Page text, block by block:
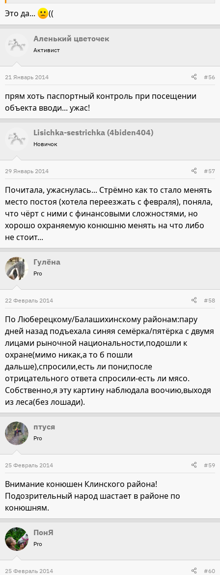
Это да... ((
Аленький цветочек
Активист
21 Январь 2014 #56
прям хоть паспортный контроль при посещении
объекта вводи... ужас!
Lisichka-sestrichka (4biden404)
Новичок
29 Январь 2014 #57
Почитала, ужаснулась... Стрёмно как то стало менять
место постоя (хотела переезжать с февраля), поняла,
что чёрт с ними с финансовыми сложностями, но
хорошо охраняемую конюшню менять на что либо
не стоит...
Гулёна
Pro
22 Февраль 2014 #58
По Люберецкому/Балашихинскому районам:пару
дней назад подъехала синяя семёрка/пятёрка с двумя
лицами рыночной национальности,подошли к
охране(мимо никак,а то б пошли
дальше),спросили,есть ли пони;после
отрицательного ответа спросили-есть ли мясо.
Собственно,я эту картину наблюдала воочию,выходя
из леса(без лошади).
птуся
Pro
25 Февраль 2014 #59
Внимание конюшен Клинского района!
Подозрительный народ шастает в районе по
конюшням.
ПонЯ
Pro
25 Февраль 2014 #60